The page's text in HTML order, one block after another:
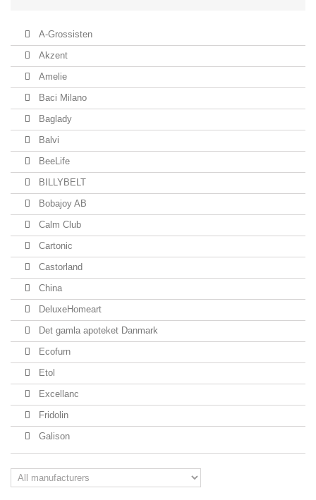
A-Grossisten
Akzent
Amelie
Baci Milano
Baglady
Balvi
BeeLife
BILLYBELT
Bobajoy AB
Calm Club
Cartonic
Castorland
China
DeluxeHomeart
Det gamla apoteket Danmark
Ecofurn
Etol
Excellanc
Fridolin
Galison